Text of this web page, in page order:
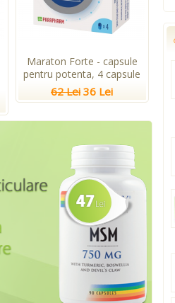
Maraton Forte - capsule
pentru potenta, 4 capsule
62 Lei 36 Lei